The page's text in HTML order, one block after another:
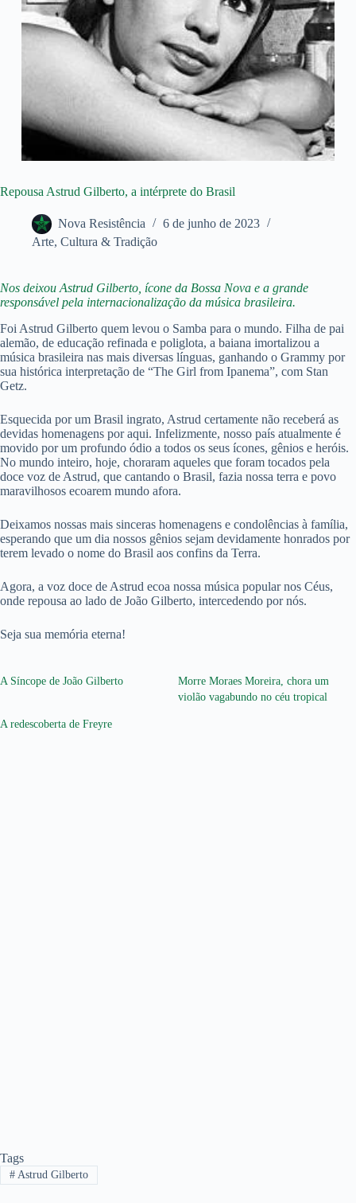
Repousa Astrud Gilberto, a intérprete do Brasil
Nova Resistência
6 de junho de 2023
Arte, Cultura & Tradição
Nos deixou Astrud Gilberto, ícone da Bossa Nova e a grande
responsável pela internacionalização da música brasileira.
Foi Astrud Gilberto quem levou o Samba para o mundo. Filha de pai
alemão, de educação refinada e poliglota, a baiana imortalizou a
música brasileira nas mais diversas línguas, ganhando o Grammy por
sua histórica interpretação de “The Girl from Ipanema”, com Stan
Getz.
Esquecida por um Brasil ingrato, Astrud certamente não receberá as
devidas homenagens por aqui. Infelizmente, nosso país atualmente é
movido por um profundo ódio a todos os seus ícones, gênios e heróis.
No mundo inteiro, hoje, choraram aqueles que foram tocados pela
doce voz de Astrud, que cantando o Brasil, fazia nossa terra e povo
maravilhosos ecoarem mundo afora.
Deixamos nossas mais sinceras homenagens e condolências à família,
esperando que um dia nossos gênios sejam devidamente honrados por
terem levado o nome do Brasil aos confins da Terra.
Agora, a voz doce de Astrud ecoa nossa música popular nos Céus,
onde repousa ao lado de João Gilberto, intercedendo por nós.
Seja sua memória eterna!
A Síncope de João Gilberto
Morre Moraes Moreira, chora um
violão vagabundo no céu tropical
A redescoberta de Freyre
Tags
#Astrud Gilberto